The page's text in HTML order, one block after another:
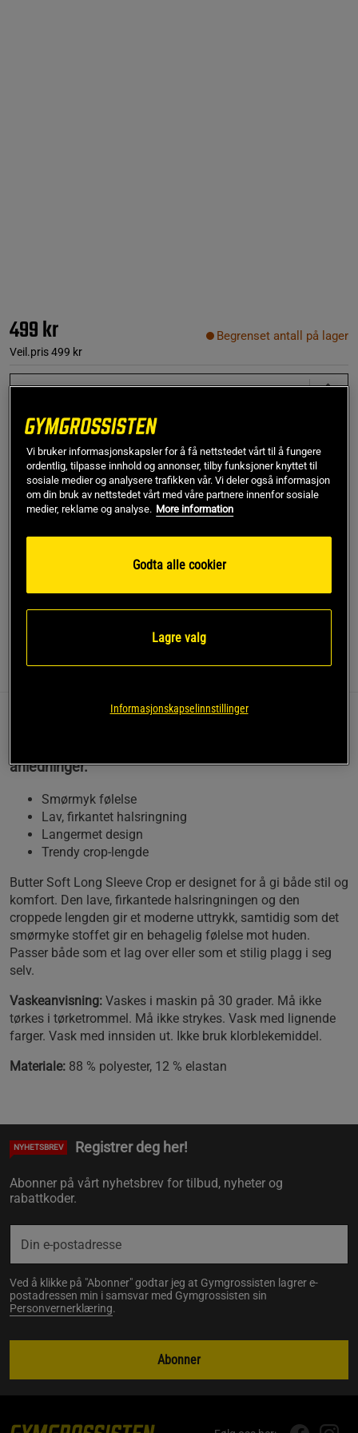
499 kr
Veil.pris499 kr
Begrenset antall på lager
M
Kjøp
Gratis frakt over 799 kr Gratis retur 14 dagers angrerett
SKU #F115260118R | EAN7333403043811
Opplev stil og komfort med Butter Soft Long Sleeve Crop fra
Les mer
anledninger.
Smørmyk følelse
Lav, firkantet halsringning
Langermet design
Trendy crop-lengde
Butter Soft Long Sleeve Crop er designet for å gi både stil og
komfort. Den lave, firkantede halsringningen og den
croppede lengden gir et moderne uttrykk, samtidig som det
smørmyke stoffet gir en behagelig følelse mot huden.
Passer både som et lag over eller som et stilig plagg i seg
selv.
Vaskeanvisning: Vaskes i maskin på 30 grader. Må ikke
tørkes i tørketrommel. Må ikke strykes. Vask med lignende
farger. Vask med innsiden ut. Ikke bruk klorblekemiddel.
Materiale: 88 % polyester, 12 % elastan
NYHETSBREV Registrer deg her!
Abonner på vårt nyhetsbrev for tilbud, nyheter og
rabattkoder.
Ved å klikke på "Abonner" godtar jeg at Gymgrossisten lagrer e-
postadressen min i samsvar med Gymgrossisten sin
Personvernerklæring.
Abonner
Vi bruker informasjonskapsler for å få nettstedet vårt til å fungere
ordentlig, tilpasse innhold og annonser, tilby funksjoner knyttet til
sosiale medier og analysere trafikken vår. Vi deler også informasjon
om din bruk av nettstedet vårt med våre partnere innenfor sosiale
medier, reklame og analyse. More information
Godta alle cookier
Lagre valg
Informasjonskapselinnstillinger